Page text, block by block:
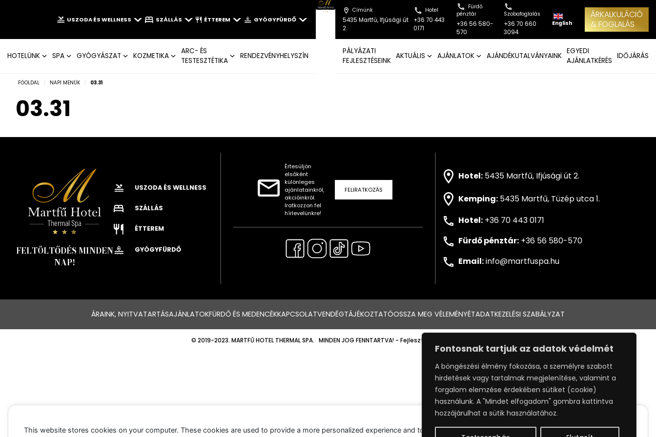
Fontosnak tartjuk az adatok védelmét
A böngészési élmény fokozása, a személyre szabott
hirdetések vagy tartalmak megjelenítése, valamint a
forgalom elemzése érdekében sütiket (cookie)
használunk. A "Mindet elfogadom" gombra kattintva
hozzájárulhat a sütik használatához.
USZODA ÉS WELLNESS SZÁLLÁS ÉTTEREM GYÓGYFÜRDŐ
HOTELÜNK SPA GYÓGYÁSZAT KOZMETIKA
ARC- ÉS
TESTESZTÉTIKA
RENDEZVÉNYHELYSZÍN
Címünk
5435 Martfű, Ifjúsági út
2.
Hotel
+36 70 443
0171
Fürdő
pénztár
+36 56 580-
570
Szobafoglalás
+36 70 660
3094
English
ÁRKALKULÁCIÓ
& FOGLALÁS
PÁLYÁZATI
FEJLESZTÉSEINK
AKTUÁLIS AJÁNLATOK AJÁNDÉKUTALVÁNYAINK
EGYEDI
AJÁNLATKÉRÉS
IDŐJÁRÁS
FŐOLDAL / NAPI MENÜK / 03.31
03.31
FELTÖLTŐDÉS MINDEN
NAP!
USZODA ÉS WELLNESS
SZÁLLÁS
ÉTTEREM
GYÓGYFÜRDŐ
Értesüljön
elsőként
különleges
ajánlatainkról,
akcióinkról.
Iratkozzon fel
hírlevelünkre!
FELIRATKOZÁS
Hotel: 5435 Martfű, Ifjúsági út 2.
Kemping: 5435 Martfű, Tüzép utca 1.
Hotel: +36 70 443 0171
Fürdő pénztár: +36 56 580-570
Email:info@martfuspa.hu
ÁRAINK, NYITVATARTÁSAJÁNLATOKFÜRDŐ ÉS MEDENCÉKKAPCSOLATVENDÉGTÁJÉKOZTATÓOSSZA MEG VÉLEMÉNYÉTADATKEZELÉSI SZABÁLYZAT
© 2019-2023. MARTFŰ HOTEL THERMAL SPA. MINDEN JOG FENNTARTVA! - Fejlesztette:
This website stores cookies on your computer. These cookies are used to provide a more personalized experience and to track your whereabouts around